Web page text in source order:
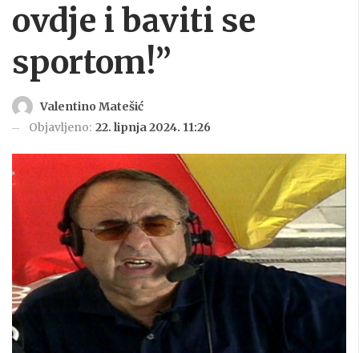
ovdje i baviti se
sportom!”
Valentino Matešić
Objavljeno: 22. lipnja 2024. 11:26